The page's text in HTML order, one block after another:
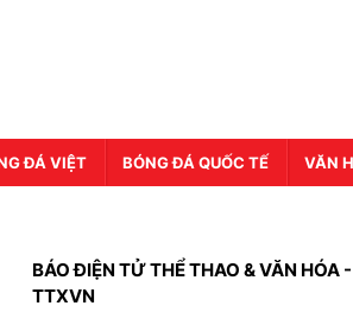
ĐÁ VIỆT BÓNG ĐÁ QUỐC TẾ VĂN
BÁO ĐIỆN TỬ THỂ THAO & VĂN HÓA -
TTXVN